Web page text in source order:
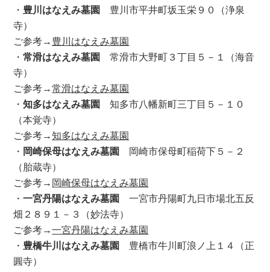
・ 豊川はなえみ墓園 豊川市平井町坂玉栄９０（浄泉
寺）
ご参考→ 豊川はなえみ墓園
・常滑はなえみ墓園 常滑市大野町３丁目５－１（海音
寺）
ご参考→常滑はなえみ墓園
・知多はなえみ墓園 知多市八幡新町三丁目５－１０
（本覚寺）
ご参考→知多はなえみ墓園
・ 岡崎保母はなえみ墓園 岡崎市保母町稲荷下５－２
（胎蔵寺）
ご参考→ 岡崎保母はなえみ墓園
・一宮丹陽はなえみ墓園 一宮市丹陽町九日市場北五反
畑２８９１－３（妙法寺）
ご参考→一宮丹陽はなえみ墓園
・ 豊橋牛川はなえみ墓園 豊橋市牛川町浪ノ上１４（正
圓寺）